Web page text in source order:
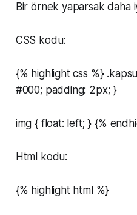
Bir örnek yaparsak daha
CSS kodu:
{% highlight css %}
#000; padding: 2px; }
img { float: left; } {%
Html kodu:
{% highlight html %}